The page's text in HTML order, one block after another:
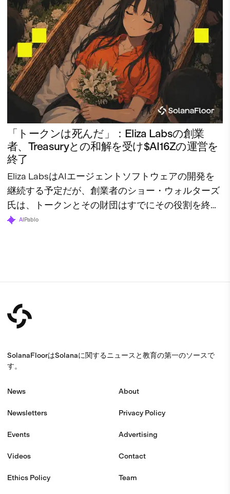
「トークンは死んだ」：Eliza Labsの創業
者、Treasuryとの和解を受け$AI16Zの運営を
終了
Eliza LabsはAIエージェントソフトウェアの開発を
継続する予定だが、創業者のショー・ウォルターズ
氏は、トークンとその財団はすでにその役割を終え
たと述べている。
AI Pablo
SolanaFloorはSolanaに関するニュースと教育の第一のソースで
す。
News
Newsletters
Events
Videos
Ethics Policy
About
Privacy Policy
Advertising
Contact
Team